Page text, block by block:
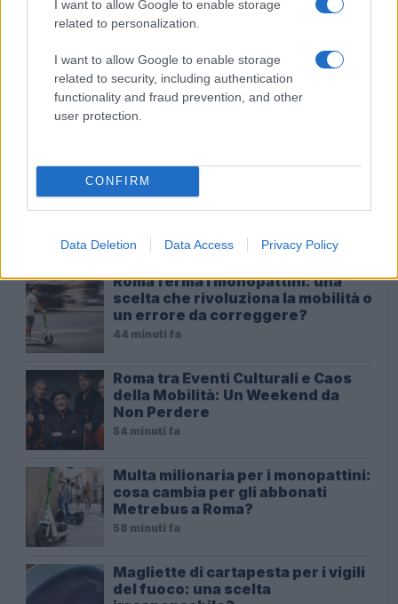
I want to allow Google to enable storage
related to personalization.
I want to allow Google to enable storage
related to security, including authentication
functionality and fraud prevention, and other
user protection.
CONFIRM
Data Deletion Data Access Privacy Policy
Roma ferma i monopattini: una
scelta che rivoluziona la mobilità o
un errore da correggere?
44 minuti fa
Roma tra Eventi Culturali e Caos
della Mobilità: Un Weekend da
Non Perdere
54 minuti fa
Multa milionaria per i monopattini:
cosa cambia per gli abbonati
Metrebus a Roma?
58 minuti fa
Magliette di cartapesta per i vigili
del fuoco: una scelta